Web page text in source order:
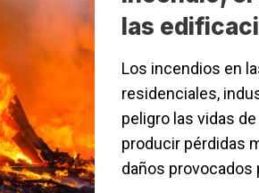
las
Los incendios en
residenciales,
peligro las vidas
producir pérdidas
daños